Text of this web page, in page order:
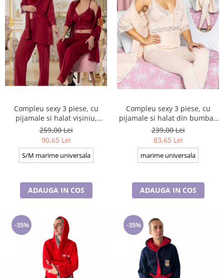
Compleu sexy 3 piese, cu
pijamale si halat vișiniu,
P37911
259,00 Lei
90,65 Lei
S/M marime universala
ADAUGA IN COS
Compleu sexy 3 piese, cu
pijamale si halat din bumbac
nude, 43343, marime
universala
239,00 Lei
83,65 Lei
marime universala
ADAUGA IN COS
-35% -35%